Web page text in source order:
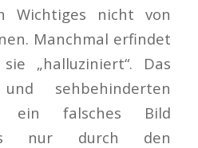
Wichtiges nicht von
Manchmal erfindet
„halluziniert“. Das
sehbehinderten
ein falsches Bild
nur durch den